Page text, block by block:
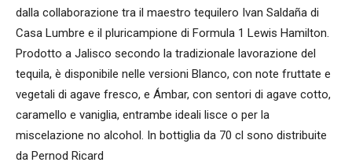
dalla collaborazione tra il maestro tequilero Ivan Saldaña di
Casa Lumbre e il pluricampione di Formula 1 Lewis Hamilton.
Prodotto a Jalisco secondo la tradizionale lavorazione del
tequila, è disponibile nelle versioni Blanco, con note fruttate e
vegetali di agave fresco, e Ámbar, con sentori di agave cotto,
caramello e vaniglia, entrambe ideali lisce o per la
miscelazione no alcohol. In bottiglia da 70 cl sono distribuite
da Pernod Ricard